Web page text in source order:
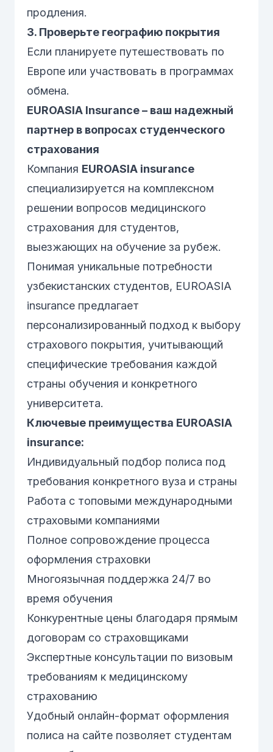
продления.
3. Проверьте географию покрытия
Если планируете путешествовать по
Европе или участвовать в программах
обмена.
EUROASIA Insurance – ваш надежный
партнер в вопросах студенческого
страхования
Компания EUROASIA insurance
специализируется на комплексном
решении вопросов медицинского
страхования для студентов,
выезжающих на обучение за рубеж.
Понимая уникальные потребности
узбекистанских студентов, EUROASIA
insurance предлагает
персонализированный подход к выбору
страхового покрытия, учитывающий
специфические требования каждой
страны обучения и конкретного
университета.
Ключевые преимущества EUROASIA
insurance:
Индивидуальный подбор полиса под
требования конкретного вуза и страны
Работа с топовыми международными
страховыми компаниями
Полное сопровождение процесса
оформления страховки
Многоязычная поддержка 24/7 во
время обучения
Конкурентные цены благодаря прямым
договорам со страховщиками
Экспертные консультации по визовым
требованиям к медицинскому
страхованию
Удобный онлайн-формат оформления
полиса на сайте позволяет студентам